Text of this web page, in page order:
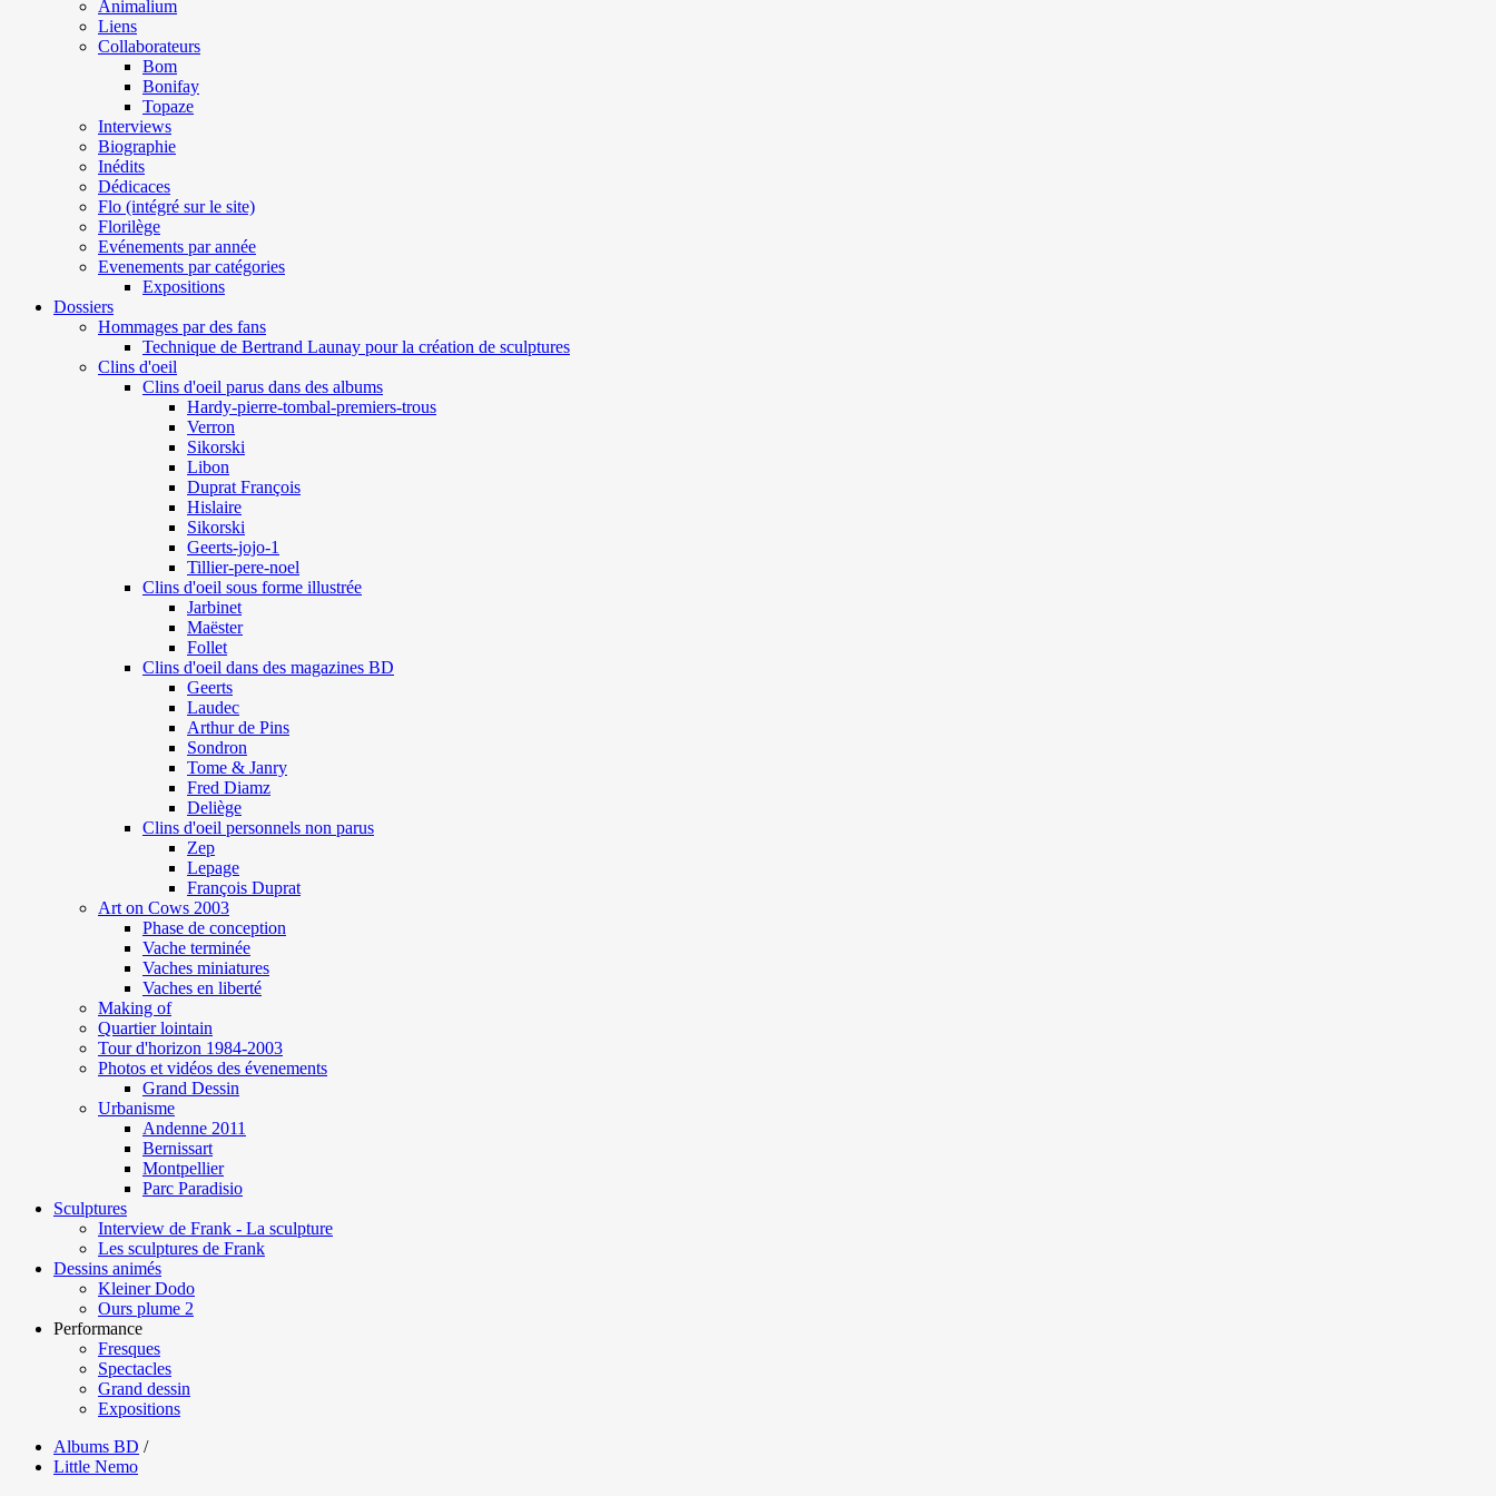
Animalium
Liens
Collaborateurs
Bom
Bonifay
Topaze
Interviews
Biographie
Inédits
Dédicaces
Flo (intégré sur le site)
Florilège
Evénements par année
Evenements par catégories
Expositions
Dossiers
Hommages par des fans
Technique de Bertrand Launay pour la création de sculptures
Clins d'oeil
Clins d'oeil parus dans des albums
Hardy-pierre-tombal-premiers-trous
Verron
Sikorski
Libon
Duprat François
Hislaire
Sikorski
Geerts-jojo-1
Tillier-pere-noel
Clins d'oeil sous forme illustrée
Jarbinet
Maëster
Follet
Clins d'oeil dans des magazines BD
Geerts
Laudec
Arthur de Pins
Sondron
Tome & Janry
Fred Diamz
Deliège
Clins d'oeil personnels non parus
Zep
Lepage
François Duprat
Art on Cows 2003
Phase de conception
Vache terminée
Vaches miniatures
Vaches en liberté
Making of
Quartier lointain
Tour d'horizon 1984-2003
Photos et vidéos des évenements
Grand Dessin
Urbanisme
Andenne 2011
Bernissart
Montpellier
Parc Paradisio
Sculptures
Interview de Frank - La sculpture
Les sculptures de Frank
Dessins animés
Kleiner Dodo
Ours plume 2
Performance
Fresques
Spectacles
Grand dessin
Expositions
Albums BD /
Little Nemo